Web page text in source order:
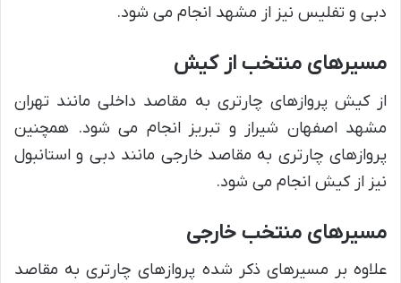
دبی و تفلیس نیز از مشهد انجام می شود.
مسیرهای منتخب از کیش
از کیش پروازهای چارتری به مقاصد داخلی مانند تهران
مشهد اصفهان شیراز و تبریز انجام می شود. همچنین
پروازهای چارتری به مقاصد خارجی مانند دبی و استانبول
نیز از کیش انجام می شود.
مسیرهای منتخب خارجی
علاوه بر مسیرهای ذکر شده پروازهای چارتری به مقاصد